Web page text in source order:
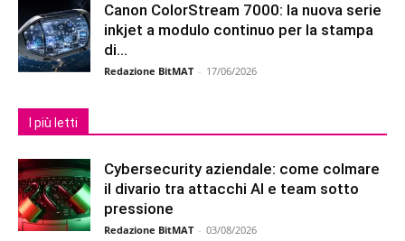
Canon ColorStream 7000: la nuova serie
inkjet a modulo continuo per la stampa
di...
Redazione BitMAT - 17/06/2026
I più letti
Cybersecurity aziendale: come colmare
il divario tra attacchi AI e team sotto
pressione
Redazione BitMAT - 03/08/2026